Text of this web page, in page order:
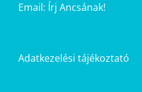
Email: Írj Ancsának!
Adatkezelési tájékoztató